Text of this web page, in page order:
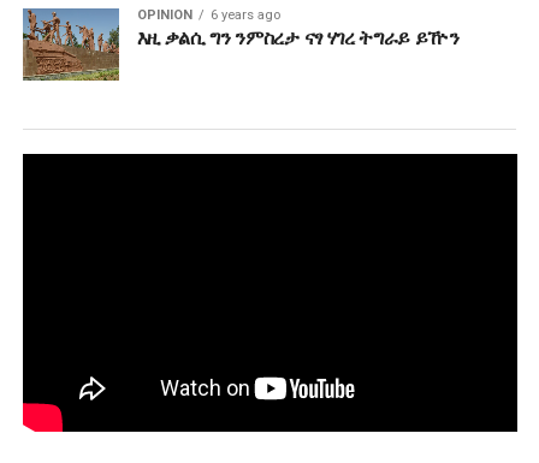
OPINION 6 years ago
እዚ ቃልሲ ግን ንምስረታ ናፃ ሃገረ ትግራይ ይዅን